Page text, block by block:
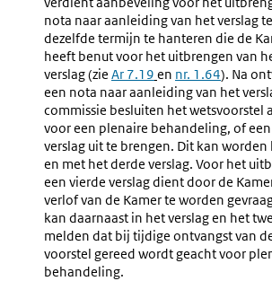
nota naar aanleiding van het verslag
dezelfde termijn te hanteren die de
heeft benut voor het uitbrengen van
verslag (zie Ar 7.19 en nr. 1.64). Na
een nota naar aanleiding van het
commissie besluiten het wetsvoorstel
voor een plenaire behandeling, of
verslag uit te brengen. Dit kan
en met het derde verslag. Voor het
een vierde verslag dient door de
verlof van de Kamer te worden
kan daarnaast in het verslag en het
melden dat bij tijdige ontvangst van
voorstel gereed wordt geacht voor
behandeling.